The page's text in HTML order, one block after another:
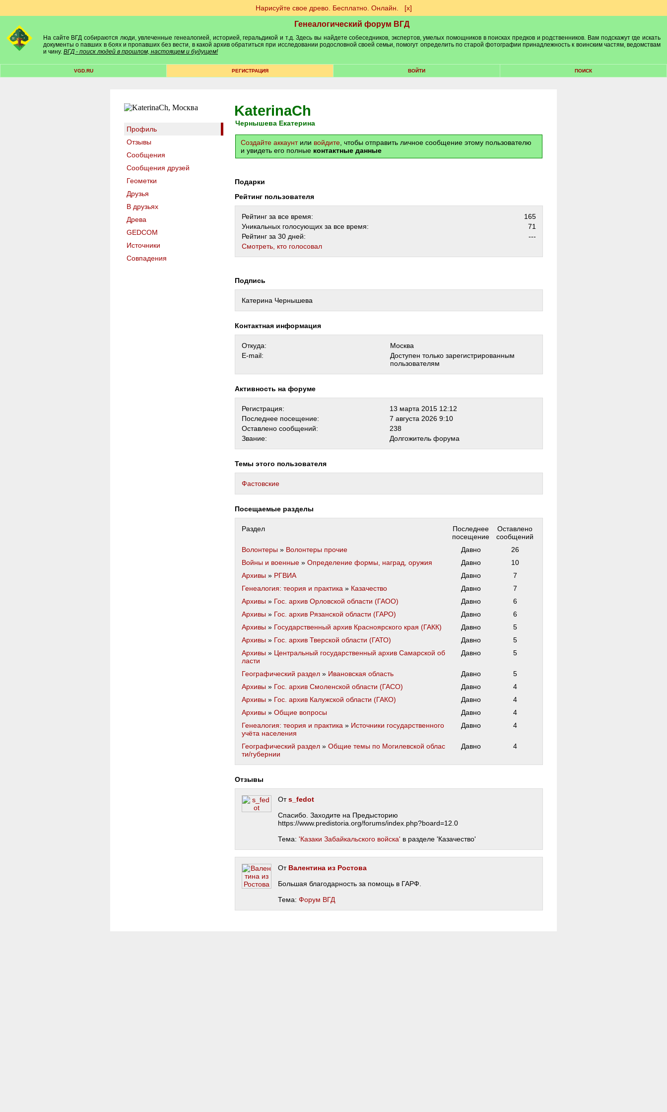
Нарисуйте свое древо. Бесплатно. Онлайн. [х]
Генеалогический форум ВГД
На сайте ВГД собираются люди, увлеченные генеалогией, историей, геральдикой и т.д. Здесь вы найдете собеседников, экспертов, умелых помощников в поисках предков и родственников. Вам подскажут где искать
документы о павших в боях и пропавших без вести, в какой архив обратиться при исследовании родословной своей семьи, помогут определить по старой фотографии принадлежность к воинским частям, ведомствам
и чину. ВГД - поиск людей в прошлом, настоящем и будущем!
VGD.RU РЕГИСТРАЦИЯ ВОЙТИ ПОИСК
Профиль
Отзывы
Сообщения
Сообщения друзей
Геометки
Друзья
В друзьях
Древа
GEDCOM
Источники
Совпадения
KaterinaCh
Чернышева Екатерина
Создайте аккаунтили войдите , чтобы отправить личное сообщение этому пользователю
и увидеть его полные контактные данные
Подарки
Рейтинг пользователя
Рейтинг за все время:
165
Уникальных голосующих за все время:
71
Рейтинг за 30 дней:
---
Cмотреть, кто голосовал
Подпись
Катерина Чернышева
Контактная информация
Откуда:
Москва
E-mail:
Доступен только зарегистрированным
пользователям
Активность на форуме
Регистрация:
13 марта 2015 12:12
Последнее посещение:
7 августа 2026 9:10
Оставлено сообщений:
238
Звание:
Долгожитель форума
Темы этого пользователя
Фастовские
Посещаемые разделы
Раздел
Последнее
посещение
Оставлено
сообщений
Волонтеры » Волонтеры прочие Давно
26
Войны и военные » Определение формы, наград, оружия Давно
10
Архивы » РГВИА Давно
7
Генеалогия: теория и практика » Казачество Давно
7
Архивы » Гос. архив Орловской области (ГАОО) Давно
6
Архивы » Гос. архив Рязанской области (ГАРО) Давно
6
Архивы » Государственный архив Красноярского края (ГАКК) Давно
5
Архивы » Гос. архив Тверской области (ГАТО) Давно
5
Архивы » Центральный государственный архив Самарской об
ласти
Давно 5
Географический раздел » Ивановская область Давно
5
Архивы » Гос. архив Смоленской области (ГАСО) Давно
4
Архивы » Гос. архив Калужской области (ГАКО) Давно
4
Архивы » Общие вопросы Давно
4
Генеалогия: теория и практика » Источники государственного
учёта населения
Давно 4
Географический раздел » Общие темы по Могилевской облас
ти/губернии
Давно 4
Отзывы
Отs_fedot
Спасибо. Заходите на Предысторию
https://www.predistoria.org/forums/index.php?board=12.0
Тема: 'Казаки Забайкальского войска' в разделе 'Казачество'
От Валентина из Ростова
Большая благодарность за помощь в ГАРФ.
Тема: Форум ВГД